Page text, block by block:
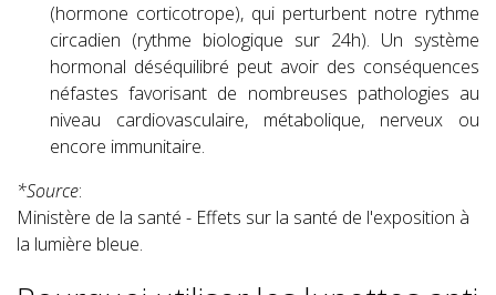
(hormone corticotrope), qui perturbent notre rythme
circadien (rythme biologique sur 24h). Un système
hormonal déséquilibré peut avoir des conséquences
néfastes favorisant de nombreuses pathologies au
niveau cardiovasculaire, métabolique, nerveux ou
encore immunitaire.
*Source:
Ministère de la santé - Effets sur la santé de l'exposition à
la lumière bleue.